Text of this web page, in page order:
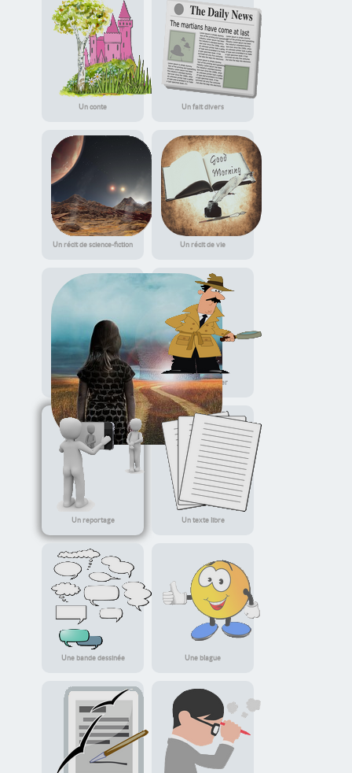
Un conte Un fait divers
Un récit de science-fiction Un récit de vie
Un récit fantastique
Un récit policier
Un reportage Un texte libre
Une bande dessinée Une blague